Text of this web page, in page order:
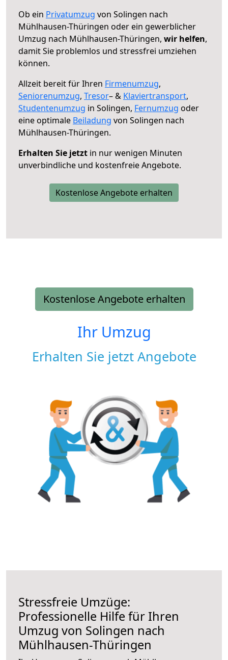
Ob ein Privatumzug von Solingen nach
Mühlhausen-Thüringen oder ein gewerblicher
Umzug nach Mühlhausen-Thüringen, wir helfen,
damit Sie problemlos und stressfrei umziehen
können.
Allzeit bereit für Ihren Firmenumzug,
Seniorenumzug, Tresor– & Klaviertransport,
Studentenumzug in Solingen, Fernumzug oder
eine optimale Beiladung von Solingen nach
Mühlhausen-Thüringen.
Erhalten Sie jetzt in nur wenigen Minuten
unverbindliche und kostenfreie Angebote.
Kostenlose Angebote erhalten
Kostenlose Angebote erhalten
Ihr Umzug
Erhalten Sie jetzt Angebote
Stressfreie Umzüge:
Professionelle Hilfe für Ihren
Umzug von Solingen nach
Mühlhausen-Thüringen